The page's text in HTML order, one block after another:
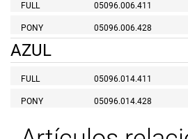
FULL 05096.006.411
PONY 05096.006.428
AZUL
FULL 05096.014.411
PONY 05096.014.428